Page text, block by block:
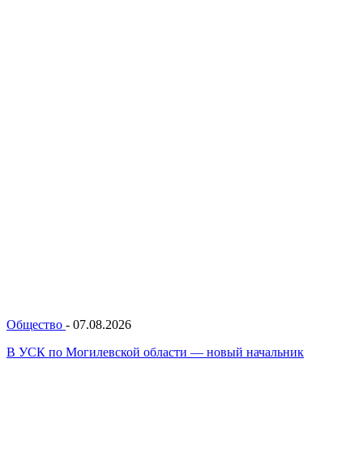
Общество - 07.08.2026
В УСК по Могилевской области — новый начальник